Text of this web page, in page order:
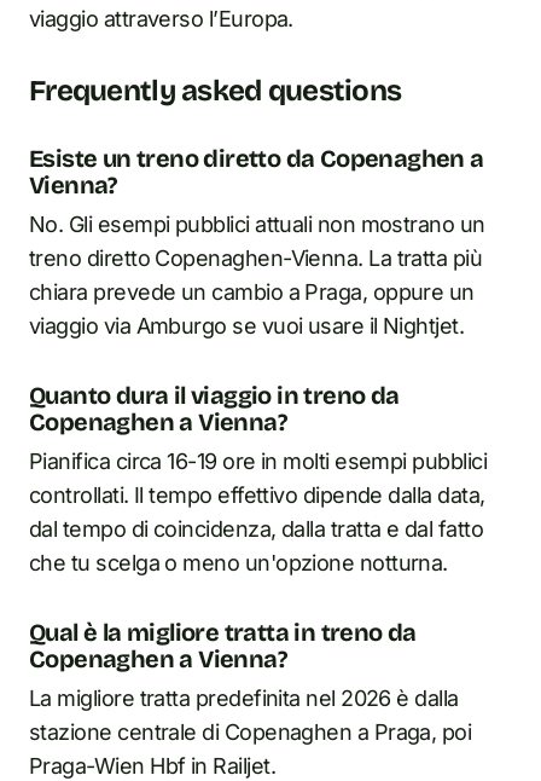
viaggio attraverso l’Europa.
Frequently asked questions
Esiste un treno diretto da Copenaghen a
Vienna?
No. Gli esempi pubblici attuali non mostrano un
treno diretto Copenaghen-Vienna. La tratta più
chiara prevede un cambio a Praga, oppure un
viaggio via Amburgo se vuoi usare il Nightjet.
Quanto dura il viaggio in treno da
Copenaghen a Vienna?
Pianifica circa 16-19 ore in molti esempi pubblici
controllati. Il tempo effettivo dipende dalla data,
dal tempo di coincidenza, dalla tratta e dal fatto
che tu scelga o meno un'opzione notturna.
Qual è la migliore tratta in treno da
Copenaghen a Vienna?
La migliore tratta predefinita nel 2026 è dalla
stazione centrale di Copenaghen a Praga, poi
Praga-Wien Hbf in Railjet.